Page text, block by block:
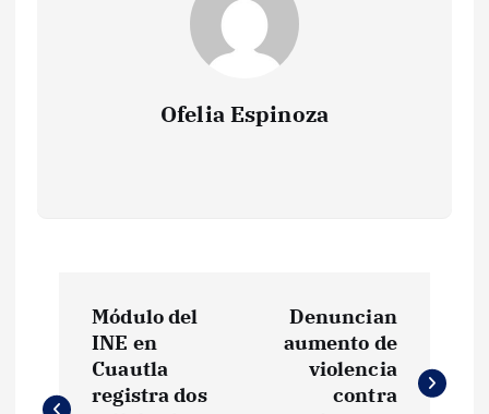
Ofelia Espinoza
v
Módulo del
INE en
Cuautla
registra dos
Denuncian
aumento de
violencia
contra